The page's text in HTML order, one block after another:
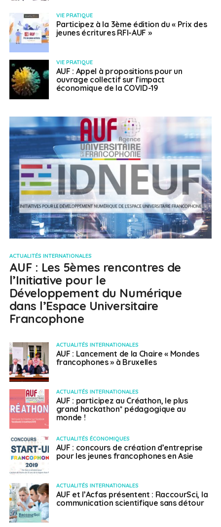
VIE PRATIQUE
Participez à la 3ème édition du « Prix des
jeunes écritures RFI-AUF »
VIE PRATIQUE
AUF : Appel à propositions pour un
ouvrage collectif sur l’impact
économique de la COVID-19
ACTUALITÉS INTERNATIONALES
AUF : Les 5èmes rencontres de
l’Initiative pour le
Développement du Numérique
dans l’Espace Universitaire
Francophone
ACTUALITÉS INTERNATIONALES
AUF : Lancement de la Chaire « Mondes
francophones » à Bruxelles
ACTUALITÉS INTERNATIONALES
AUF : participez au Créathon, le plus
grand hackathon* pédagogique au
monde !
ACTUALITÉS ÉCONOMIQUES
AUF : concours de création d’entreprise
pour les jeunes francophones en Asie
ACTUALITÉS INTERNATIONALES
AUF et l’Acfas présentent : RaccourSci, la
communication scientifique sans détour